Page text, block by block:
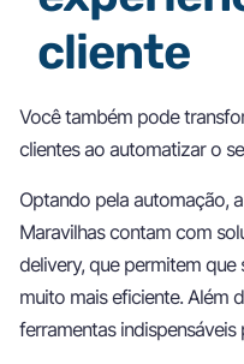
cliente
Você também pode
clientes ao automatizar o
Optando pela automação,
Maravilhas contam com
delivery, que permitem
muito mais eficiente. Além
ferramentas